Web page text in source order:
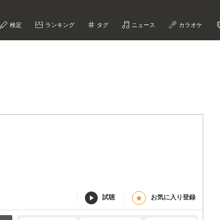
検定 ランキング タグ ニュース カラオケ
試聴 ★ お気に入り登録